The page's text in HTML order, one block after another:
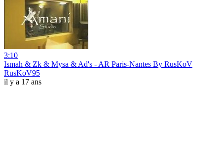
3:10
Ismah & Zk & Mysa & Ad's - AR Paris-Nantes By RusKoV
RusKoV95
il y a 17 ans